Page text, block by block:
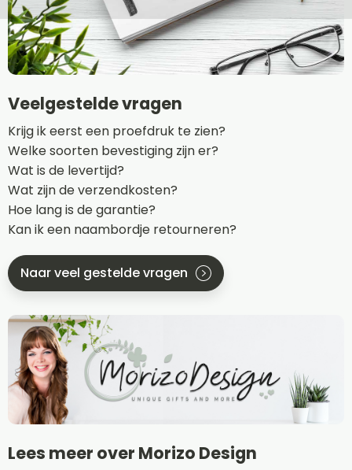
Veelgestelde vragen
Krijg ik eerst een proefdruk te zien?
Welke soorten bevestiging zijn er?
Wat is de levertijd?
Wat zijn de verzendkosten?
Hoe lang is de garantie?
Kan ik een naambordje retourneren?
Naar veel gestelde vragen
Lees meer over Morizo Design